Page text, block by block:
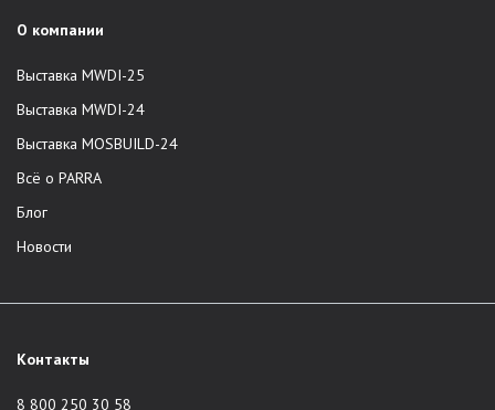
О компании
Выставка MWDI-25
Выставка MWDI-24
Выставка MOSBUILD-24
Всё о PARRA
Блог
Новости
Контакты
8 800 250 30 58